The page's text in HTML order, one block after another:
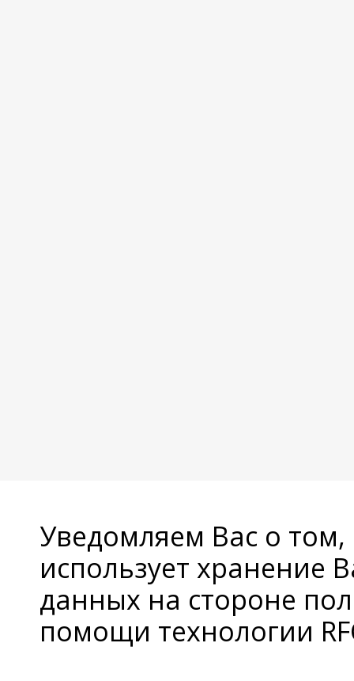
Уведомляем Вас о
использует хранение
данных на стороне
помощи технологии